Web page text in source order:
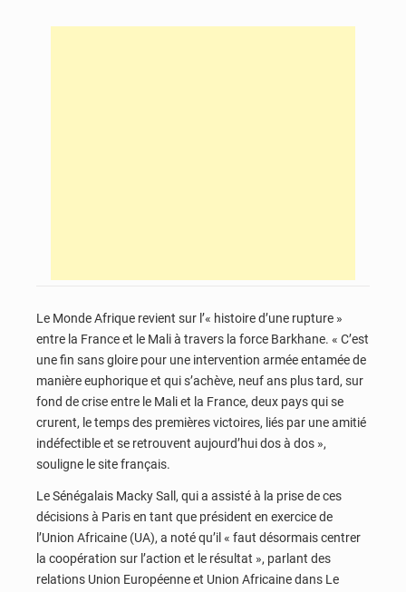
Le Monde Afrique revient sur l’« histoire d’une rupture »
entre la France et le Mali à travers la force Barkhane. « C’est
une fin sans gloire pour une intervention armée entamée de
manière euphorique et qui s’achève, neuf ans plus tard, sur
fond de crise entre le Mali et la France, deux pays qui se
crurent, le temps des premières victoires, liés par une amitié
indéfectible et se retrouvent aujourd’hui dos à dos »,
souligne le site français.
Le Sénégalais Macky Sall, qui a assisté à la prise de ces
décisions à Paris en tant que président en exercice de
l’Union Africaine (UA), a noté qu’il « faut désormais centrer
la coopération sur l’action et le résultat », parlant des
relations Union Européenne et Union Africaine dans Le